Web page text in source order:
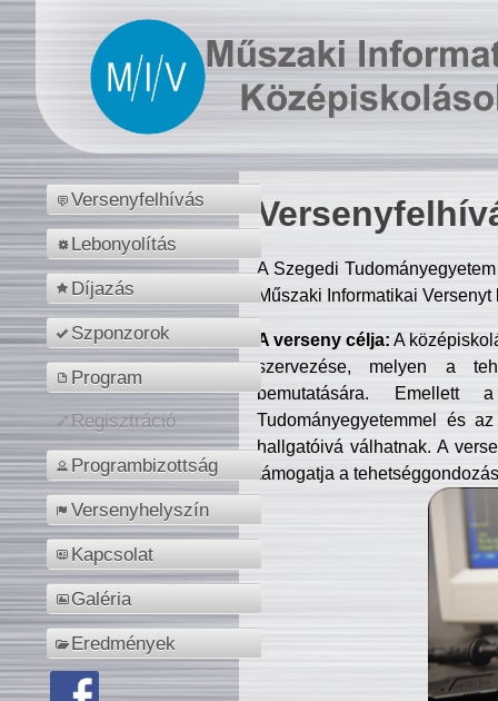
Versenyfelhívás
Lebonyolítás
Díjazás
Szponzorok
Program
Regisztráció
Programbizottság
Versenyhelyszín
Kapcsolat
Galéria
Eredmények
A Szegedi
Műszaki Informatikai
A verseny célja: A
szervezése, melyen a
bemutatására. Emellett
Tudományegyetemmel és
hallgatóivá válhatnak. A
támogatja a